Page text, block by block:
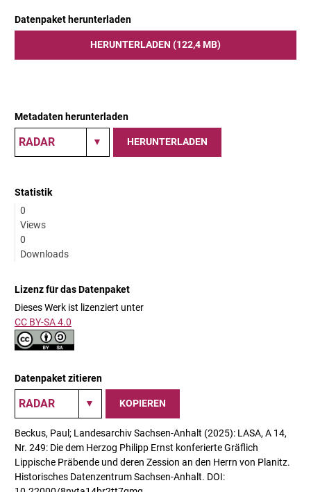
Datenpaket herunterladen
HERUNTERLADEN (122,4 MB)
Metadaten herunterladen
HERUNTERLADEN
Statistik
0
Views
0
Downloads
Lizenz für das Datenpaket
Dieses Werk ist lizenziert unter
CC BY-SA 4.0
Datenpaket zitieren
KOPIEREN
Beckus, Paul; Landesarchiv Sachsen-Anhalt (2025): LASA, A 14,
Nr. 249: Die dem Herzog Philipp Ernst konferierte Gräflich
Lippische Präbende und deren Zession an den Herrn von Planitz.
Historisches Datenzentrum Sachsen-Anhalt. DOI: